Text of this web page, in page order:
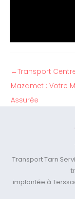
←Transport
Mazamet : Votre
Assurée
Transport Tarn
implantée à